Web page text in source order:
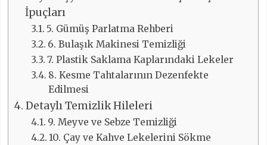
İpuçları
5. Gümüş Parlatma Rehberi
6. Bulaşık Makinesi Temizliği
7. Plastik Saklama Kaplarındaki Lekeler
8. Kesme Tahtalarının Dezenfekte
Edilmesi
Detaylı Temizlik Hileleri
9. Meyve ve Sebze Temizliği
10. Çay ve Kahve Lekelerini Sökme